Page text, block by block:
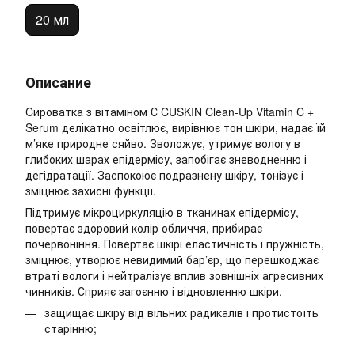
20 мл
Описание
Cироватка з вітаміном С CUSKIN Clean-Up Vitamin C +
Serum делікатно освітлює, вирівнює тон шкіри, надає їй
м’яке природне сяйво. Зволожує, утримує вологу в
глибоких шарах епідермісу, запобігає зневодненню і
дегідратації. Заспокоює подразнену шкіру, тонізує і
зміцнює захисні функції.
Підтримує мікроциркуляцію в тканинах епідермісу,
повертає здоровий колір обличчя, прибирає
почервоніння. Повертає шкірі еластичність і пружність,
зміцнює, утворює невидимий бар’єр, що перешкоджає
втраті вологи і нейтралізує вплив зовнішніх агресивних
чинників. Сприяє загоєнню і відновленню шкіри.
защищає шкіру від вільних радикалів і протистоїть
старінню;